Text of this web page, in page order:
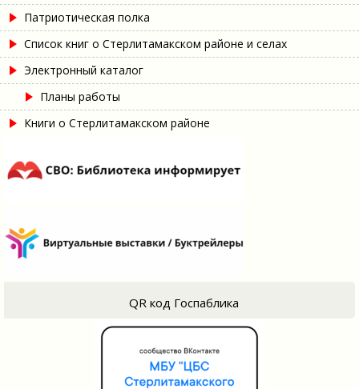
Патриотическая полка
Список книг о Стерлитамакском районе и селах
Электронный каталог
Планы работы
Книги о Стерлитамакском районе
QR код Госпаблика